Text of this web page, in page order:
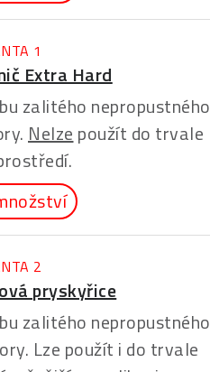
1
Extra Hard
zalitého nepropustného
Nelze použít do trvale
2
pryskyřice
zalitého nepropustného
Lze použít i do trvale